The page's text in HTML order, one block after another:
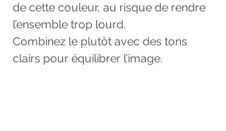
de cette couleur, au risque de rendre
l’ensemble trop lourd.
Combinez le plutôt avec des tons
clairs pour équilibrer l’image.